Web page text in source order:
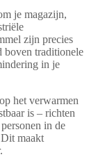
je magazijn,
zijn precies
boven traditionele
in je
het verwarmen
is – richten
in de
maakt